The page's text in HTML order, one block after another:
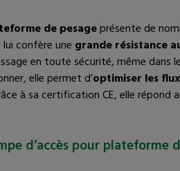
La rampe
sécurité
activité
de pesageprésente de
confère une grande résistance
en toute sécurité, même dans
elle permet d’optimiser les
à sa certification CE, elle répond
d’accès pour plateforme